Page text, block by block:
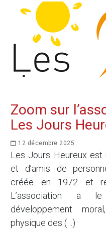
Zoom sur
Les Jours
12 décembre 2025
Les Jours Heureux
et d’amis de
créée en 1972 et
L’association a
développement
physique des (…)